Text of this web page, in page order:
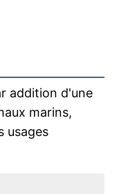
addition d'une
marins,
usages